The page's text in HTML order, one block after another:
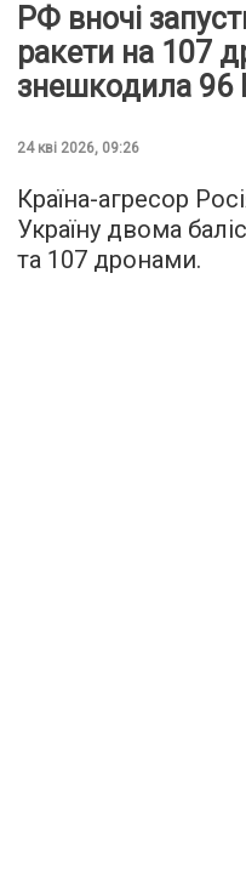
РФ вночі
ракети на 107
знешкодила 96
24 кві 2026, 09:26
Країна-агресор
Україну двома
та 107 дронами.